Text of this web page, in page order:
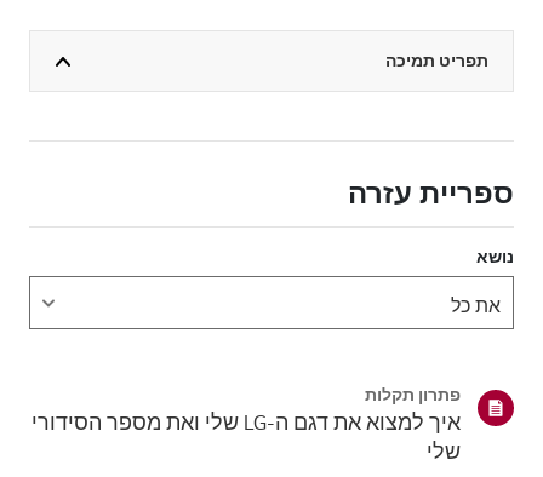
תפריט תמיכה
ספריית עזרה
נושא
פתרון תקלות
איך למצוא את דגם ה-LG שלי ואת מספר הסידורי
שלי